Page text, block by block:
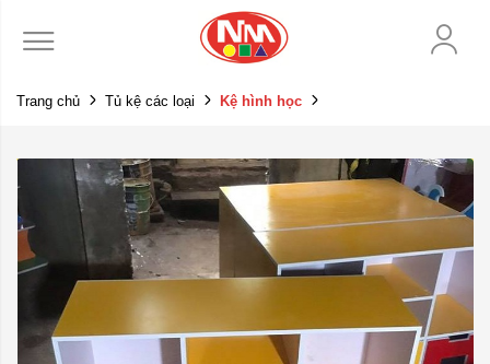
Trang chủ Tủ kệ các loại Kệ hình học